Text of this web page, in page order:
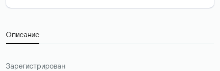
Описание
Зарегистрирован